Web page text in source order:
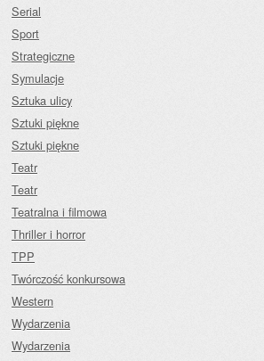
Serial
Sport
Strategiczne
Symulacje
Sztuka ulicy
Sztuki piękne
Sztuki piękne
Teatr
Teatr
Teatralna i filmowa
Thriller i horror
TPP
Twórczość konkursowa
Western
Wydarzenia
Wydarzenia